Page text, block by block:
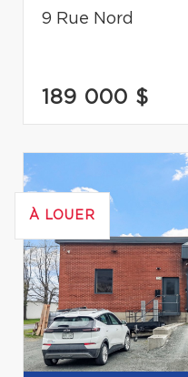
9 Rue Nord
189 000 $
À LOUER